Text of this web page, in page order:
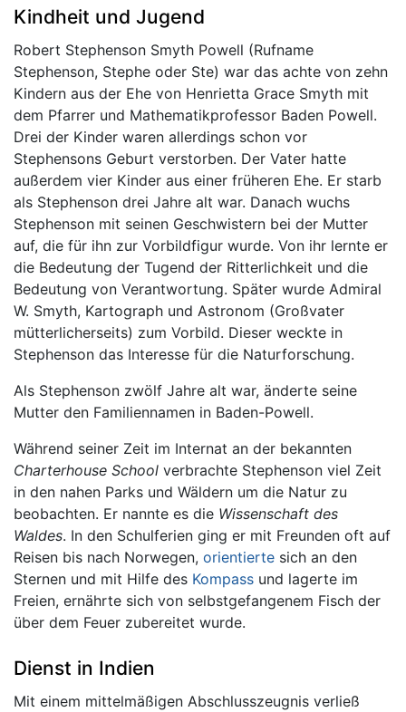
Kindheit und Jugend
Robert Stephenson Smyth Powell (Rufname
Stephenson, Stephe oder Ste) war das achte von zehn
Kindern aus der Ehe von Henrietta Grace Smyth mit
dem Pfarrer und Mathematikprofessor Baden Powell.
Drei der Kinder waren allerdings schon vor
Stephensons Geburt verstorben. Der Vater hatte
außerdem vier Kinder aus einer früheren Ehe. Er starb
als Stephenson drei Jahre alt war. Danach wuchs
Stephenson mit seinen Geschwistern bei der Mutter
auf, die für ihn zur Vorbildfigur wurde. Von ihr lernte er
die Bedeutung der Tugend der Ritterlichkeit und die
Bedeutung von Verantwortung. Später wurde Admiral
W. Smyth, Kartograph und Astronom (Großvater
mütterlicherseits) zum Vorbild. Dieser weckte in
Stephenson das Interesse für die Naturforschung.
Als Stephenson zwölf Jahre alt war, änderte seine
Mutter den Familiennamen in Baden-Powell.
Während seiner Zeit im Internat an der bekannten
Charterhouse School verbrachte Stephenson viel Zeit
in den nahen Parks und Wäldern um die Natur zu
beobachten. Er nannte es die Wissenschaft des
Waldes. In den Schulferien ging er mit Freunden oft auf
Reisen bis nach Norwegen, orientierte sich an den
Sternen und mit Hilfe des Kompass und lagerte im
Freien, ernährte sich von selbstgefangenem Fisch der
über dem Feuer zubereitet wurde.
Dienst in Indien
Mit einem mittelmäßigen Abschlusszeugnis verließ